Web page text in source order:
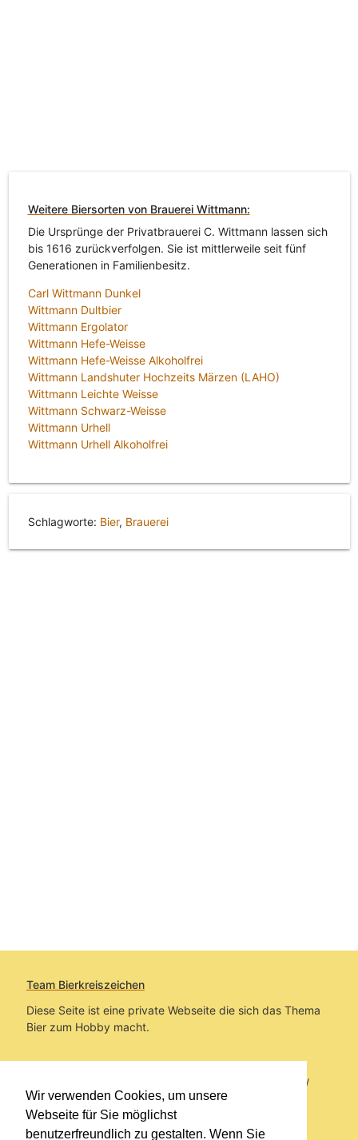
Wir verwenden Cookies, um unsere
Webseite für Sie möglichst
benutzerfreundlich zu gestalten. Wenn Sie
Weitere Biersorten von Brauerei Wittmann:
Die Ursprünge der Privatbrauerei C. Wittmann lassen sich
bis 1616 zurückverfolgen. Sie ist mittlerweile seit fünf
Generationen in Familienbesitz.
Carl Wittmann Dunkel
Wittmann Dultbier
Wittmann Ergolator
Wittmann Hefe-Weisse
Wittmann Hefe-Weisse Alkoholfrei
Wittmann Landshuter Hochzeits Märzen (LAHO)
Wittmann Leichte Weisse
Wittmann Schwarz-Weisse
Wittmann Urhell
Wittmann Urhell Alkoholfrei
Schlagworte: Bier, Brauerei
Team Bierkreiszeichen
Diese Seite ist eine private Webseite die sich das Thema
Bier zum Hobby macht.
Sie befinden sich auf https://www.bierkreiszeichen.at/
im Pfad:Übers Bier/Biersorten